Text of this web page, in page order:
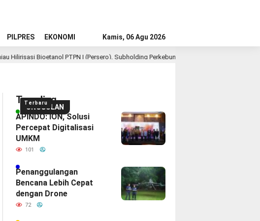
PILPRES EKONOMI Kamis, 06 Agu 2026
PTPN I (Persero), Subholding Perkebunan Nusantara
UNGGULAN
Terbaru
Trending
APINDO: ION, Solusi
Percepat Digitalisasi
UMKM
101
Penanggulangan
Bencana Lebih Cepat
dengan Drone
72